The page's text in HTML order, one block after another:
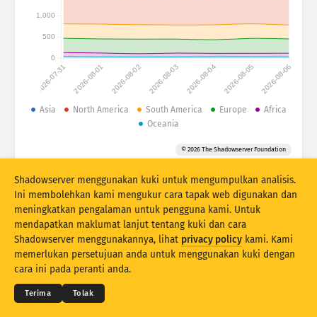
Set data
Had
Bertindih
Kemas kini hasil secara automatik
Kemas kini Tetapkan semula
Muat turun sebagai PNG
2026-07-31 2026-08-01 2026-08-02 2026-08-03 2026-08-04 2026-08-05 2026-08-06
0
500
1,000
Asia North America South America Europe
Africa
Oceania
© 2026 The Shadowserver Foundation
© 2026THE SHADOWSERVER FOUNDATION
Privasi & Terma
Hubungi Kami Kredit
Shadowserver menggunakan kuki untuk mengumpulkan analisis.
Ini membolehkan kami mengukur cara tapak web digunakan dan
meningkatkan pengalaman untuk pengguna kami. Untuk
mendapatkan maklumat lanjut tentang kuki dan cara
Shadowserver menggunakannya, lihat privacy policy kami. Kami
memerlukan persetujuan anda untuk menggunakan kuki dengan
cara ini pada peranti anda.
Terima Tolak